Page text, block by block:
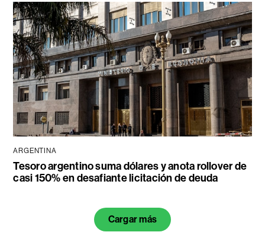
ARGENTINA
Tesoro argentino suma dólares y anota rollover de
casi 150% en desafiante licitación de deuda
Cargar más